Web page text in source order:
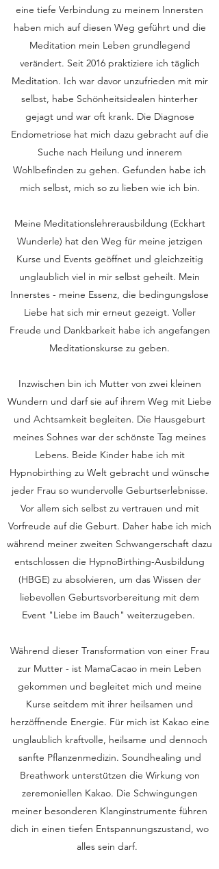
eine tiefe Verbindung zu meinem Innersten
haben mich auf diesen Weg geführt und die
Meditation mein Leben grundlegend
verändert. Seit 2016 praktiziere ich täglich
Meditation. Ich war davor unzufrieden mit mir
selbst, habe Schönheitsidealen hinterher
gejagt und war oft krank. Die Diagnose
Endometriose hat mich dazu gebracht auf die
Suche nach Heilung und innerem
Wohlbefinden zu gehen. Gefunden habe ich
mich selbst, mich so zu lieben wie ich bin.
Meine Meditationslehrerausbildung (Eckhart
Wunderle) hat den Weg für meine jetzigen
Kurse und Events geöffnet und gleichzeitig
unglaublich viel in mir selbst geheilt. Mein
Innerstes - meine Essenz, die bedingungslose
Liebe hat sich mir erneut gezeigt. Voller
Freude und Dankbarkeit habe ich angefangen
Meditationskurse zu geben.
Inzwischen bin ich Mutter von zwei kleinen
Wundern und darf sie auf ihrem Weg mit Liebe
und Achtsamkeit begleiten. Die Hausgeburt
meines Sohnes war der schönste Tag meines
Lebens. Beide Kinder habe ich mit
Hypnobirthing zu Welt gebracht und wünsche
jeder Frau so wundervolle Geburtserlebnisse.
Vor allem sich selbst zu vertrauen und mit
Vorfreude auf die Geburt. Daher habe ich mich
während meiner zweiten Schwangerschaft dazu
entschlossen die HypnoBirthing-Ausbildung
(HBGE) zu absolvieren, um das Wissen der
liebevollen Geburtsvorbereitung mit dem
Event "Liebe im Bauch" weiterzugeben.
Während dieser Transformation von einer Frau
zur Mutter - ist MamaCacao in mein Leben
gekommen und begleitet mich und meine
Kurse seitdem mit ihrer heilsamen und
herzöffnende Energie. Für mich ist Kakao eine
unglaublich kraftvolle, heilsame und dennoch
sanfte Pflanzenmedizin. Soundhealing und
Breathwork unterstützen die Wirkung von
zeremoniellen Kakao. Die Schwingungen
meiner besonderen Klanginstrumente führen
dich in einen tiefen Entspannungszustand, wo
alles sein darf.